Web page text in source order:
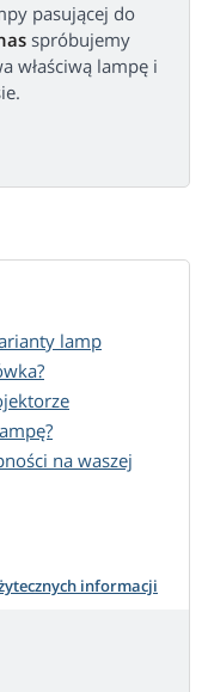
pasującej do
spróbujemy
właściwą lampę i
lamp
na waszej
informacji